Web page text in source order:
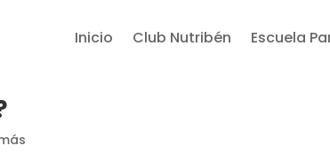
Inicio Club Nutribén Escuela